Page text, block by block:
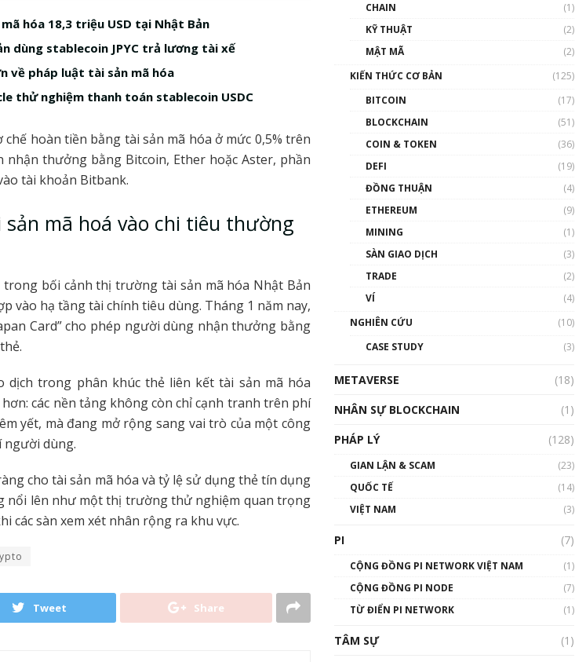
hóa 18,3 triệu USD tại Nhật Bản
dùng stablecoin JPYC trả lương tài xế
về pháp luật tài sản mã hóa
thử nghiệm thanh toán stablecoin USDC
hoàn tiền bằng tài sản mã hóa ở mức 0,5% trên
thưởng bằng Bitcoin, Ether hoặc Aster, phần
tài khoản Bitbank.
mã hoá vào chi tiêu thường
trong bối cảnh thị trường tài sản mã hóa Nhật Bản
vào hạ tầng tài chính tiêu dùng. Tháng 1 năm nay,
Card” cho phép người dùng nhận thưởng bằng
dịch trong phân khúc thẻ liên kết tài sản mã hóa
các nền tảng không còn chỉ cạnh tranh trên phí
yết, mà đang mở rộng sang vai trò của một công
dùng.
cho tài sản mã hóa và tỷ lệ sử dụng thẻ tín dụng
nổi lên như một thị trường thử nghiệm quan trọng
các sàn xem xét nhân rộng ra khu vực.
Tweet Share
Blockchain
Nhân sự tương lại ngành
Blockchain Việt Nam | Phổ
cập Blockchain
Blockchain đang được ứng
01:34:46
01:32:59
Talkshow17: Mùa đông
Crypto – Chiếc khăn gió ấm
CHAIN
(1)
KỸ THUẬT
(2)
MẬT MÃ
(2)
KIẾN THỨC CƠ BẢN
(125)
BITCOIN
(17)
BLOCKCHAIN
(51)
COIN & TOKEN
(36)
DEFI
(19)
ĐỒNG THUẬN
(4)
ETHEREUM
(9)
MINING
(1)
SÀN GIAO DỊCH
(3)
TRADE
(2)
VÍ
(4)
NGHIÊN CỨU
(10)
CASE STUDY
(3)
METAVERSE
(18)
NHÂN SỰ BLOCKCHAIN
(1)
PHÁP LÝ
(128)
GIAN LẬN & SCAM
(23)
QUỐC TẾ
(14)
VIỆT NAM
(3)
PI (7)
CỘNG ĐỒNG PI NETWORK VIỆT NAM
(1)
CỘNG ĐỒNG PI NODE
(7)
TỪ ĐIỂN PI NETWORK
(1)
TÂM SỰ
(1)